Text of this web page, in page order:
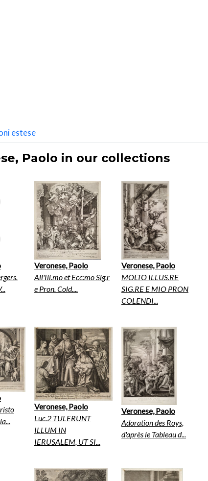
estese
Paolo in our collections
Veronese, Paolo
All'Ill.mo et Ecc:mo Sig.r
e Pron. Cold....
Veronese, Paolo
MOLTO ILLUS.RE
SIG.RE E MIO PRON
COLENDI...
Veronese, Paolo
Luc.2 TULERUNT
ILLUM IN
IERUSALEM, UT SI...
Veronese, Paolo
Adoration des Roys,
d'après le Tableau d...